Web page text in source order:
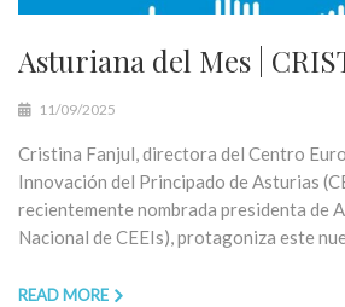
Asturiana del Mes |
11/09/2025
Cristina Fanjul, directora del Centro
Innovación del Principado de Asturias
recientemente nombrada presidenta de
Nacional de CEEIs), protagoniza este
READ MORE